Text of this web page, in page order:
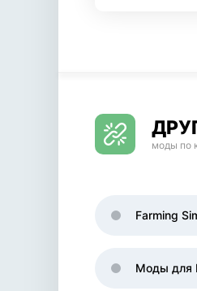
моды по
Farming
Моды для